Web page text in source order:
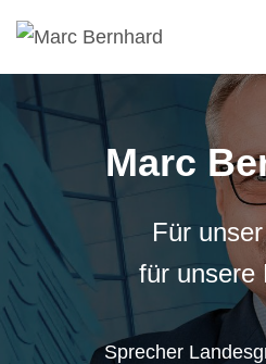
Marc
Für
für unsere
Sprecher